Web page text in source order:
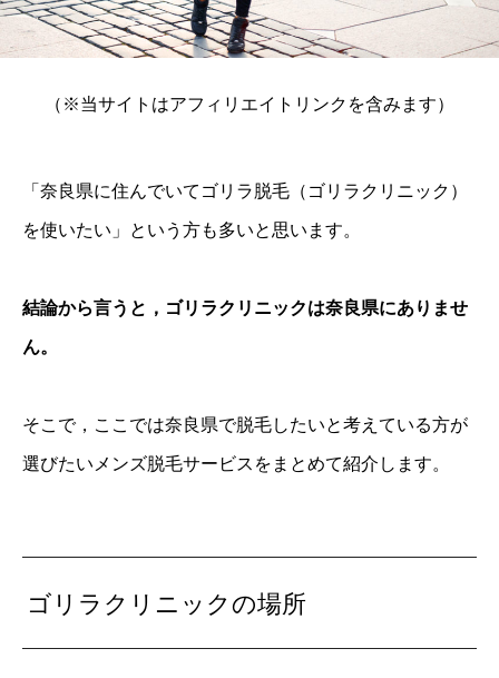
（※当サイトはアフィリエイトリンクを含みます）
「奈良県に住んでいてゴリラ脱毛（ゴリラクリニック）
を使いたい」という方も多いと思います。
結論から言うと，ゴリラクリニックは奈良県にありませ
ん。
そこで，ここでは奈良県で脱毛したいと考えている方が
選びたいメンズ脱毛サービスをまとめて紹介します。
ゴリラクリニックの場所